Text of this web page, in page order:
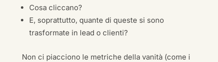
Cosa cliccano?
E, soprattutto, quante di queste si sono
trasformate in lead o clienti?
Non ci piacciono le metriche della vanità (come i